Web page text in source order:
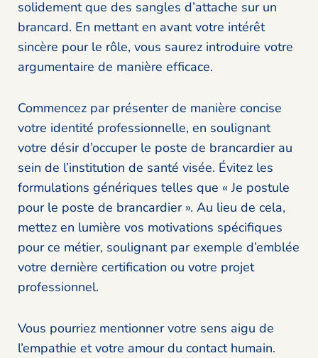
solidement que des sangles d’attache sur un
brancard. En mettant en avant votre intérêt
sincère pour le rôle, vous saurez introduire votre
argumentaire de manière efficace.
Commencez par présenter de manière concise
votre identité professionnelle, en soulignant
votre désir d’occuper le poste de brancardier au
sein de l’institution de santé visée. Évitez les
formulations génériques telles que « Je postule
pour le poste de brancardier ». Au lieu de cela,
mettez en lumière vos motivations spécifiques
pour ce métier, soulignant par exemple d’emblée
votre dernière certification ou votre projet
professionnel.
Vous pourriez mentionner votre sens aigu de
l’empathie et votre amour du contact humain.